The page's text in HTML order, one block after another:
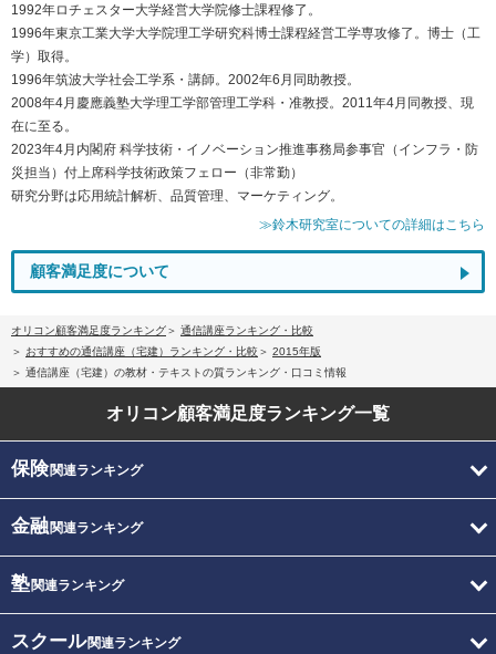
1992年ロチェスター大学経営大学院修士課程修了。
1996年東京工業大学大学院理工学研究科博士課程経営工学専攻修了。博士（工
学）取得。
1996年筑波大学社会工学系・講師。2002年6月同助教授。
2008年4月慶應義塾大学理工学部管理工学科・准教授。2011年4月同教授、現
在に至る。
2023年4月内閣府 科学技術・イノベーション推進事務局参事官（インフラ・防
災担当）付上席科学技術政策フェロー（非常勤）
研究分野は応用統計解析、品質管理、マーケティング。
≫鈴木研究室についての詳細はこちら
顧客満足度について
オリコン顧客満足度ランキング
通信講座ランキング・比較
おすすめの通信講座（宅建）ランキング・比較
2015年版
通信講座（宅建）の教材・テキストの質ランキング・口コミ情報
オリコン顧客満足度ランキング一覧
保険関連ランキング
金融関連ランキング
塾関連ランキング
スクール関連ランキング